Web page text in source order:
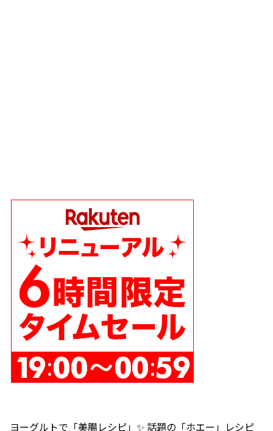
ヨーグルトで「美腸レシピ」✨ 話題の「ホエー」レシピ